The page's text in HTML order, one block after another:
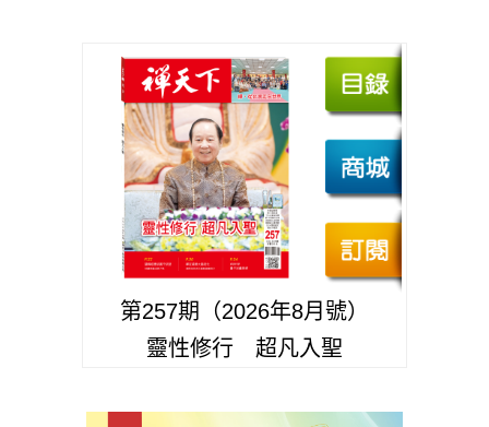
第257期（2026年8月號）
靈性修行 超凡入聖